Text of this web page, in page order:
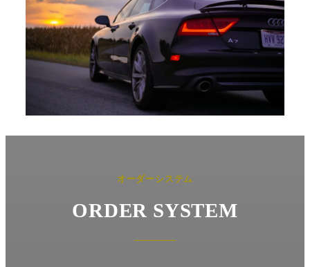
オーダーシステム
ORDER SYSTEM